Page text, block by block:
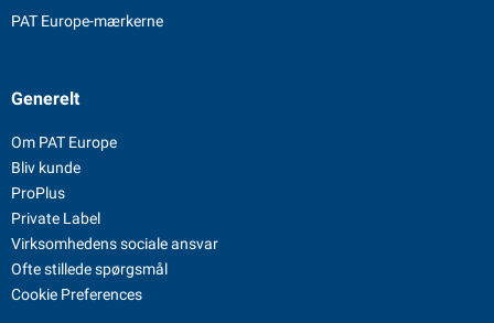
PAT Europe-mærkerne
Generelt
Om PAT Europe
Bliv kunde
ProPlus
Private Label
Virksomhedens sociale ansvar
Ofte stillede spørgsmål
Cookie Preferences